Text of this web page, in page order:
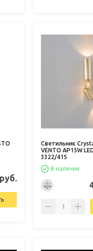
Светильник
VENTO AP15W
3322/415
В наличии